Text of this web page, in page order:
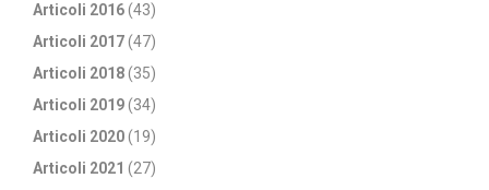
Articoli 2016(43)
Articoli 2017(47)
Articoli 2018(35)
Articoli 2019(34)
Articoli 2020(19)
Articoli 2021 (27)